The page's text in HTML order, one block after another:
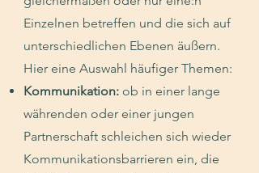
Einzelnen betreffen und die sich auf
unterschiedlichen Ebenen äußern.
Hier eine Auswahl häufiger Themen:
Kommunikation: ob in einer lange
währenden oder einer jungen
Partnerschaft schleichen sich wieder
Kommunikationsbarrieren ein, die